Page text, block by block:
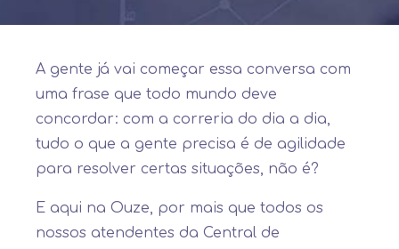
A gente já vai começar essa conversa com
uma frase que todo mundo deve
concordar: com a correria do dia a dia,
tudo o que a gente precisa é de agilidade
para resolver certas situações, não é?
E aqui na Ouze, por mais que todos os
nossos atendentes da Central de